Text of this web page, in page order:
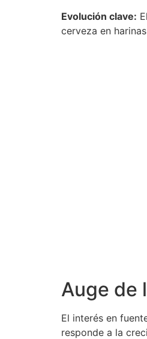
Evolución clave: El
cerveza en
Auge de
El interés en
responde a la